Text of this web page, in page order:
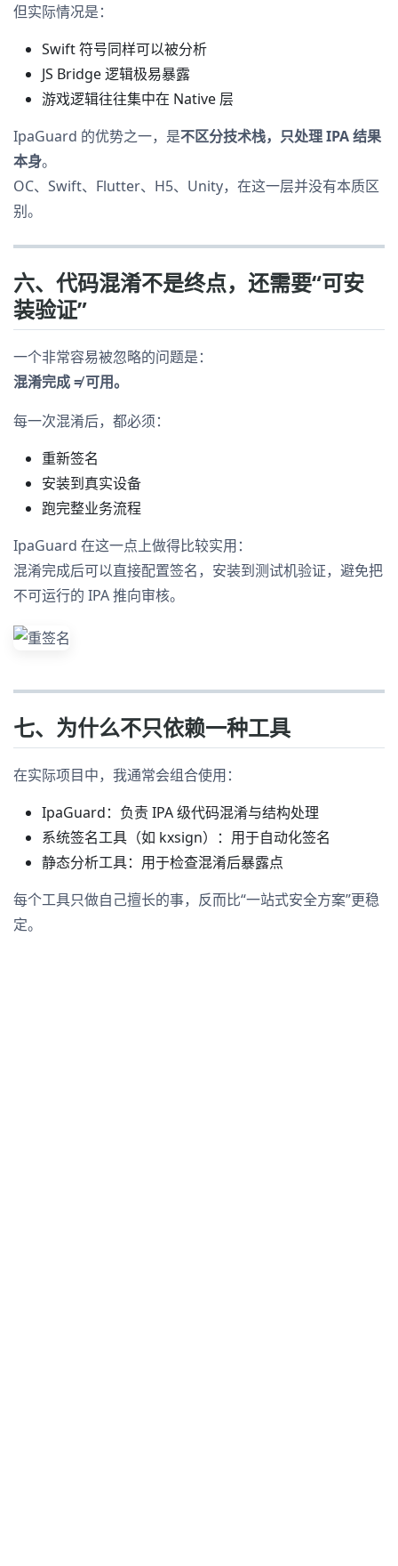
但实际情况是：
Swift 符号同样可以被分析
JS Bridge 逻辑极易暴露
游戏逻辑往往集中在 Native 层
IpaGuard 的优势之一，是不区分技术栈，只处理 IPA 结果
本身。
OC、Swift、Flutter、H5、Unity，在这一层并没有本质区
别。
六、代码混淆不是终点，还需要“可安
装验证”
一个非常容易被忽略的问题是：
混淆完成 ≠ 可用。
每一次混淆后，都必须：
重新签名
安装到真实设备
跑完整业务流程
IpaGuard 在这一点上做得比较实用：
混淆完成后可以直接配置签名，安装到测试机验证，避免把
不可运行的 IPA 推向审核。
七、为什么不只依赖一种工具
在实际项目中，我通常会组合使用：
IpaGuard：负责 IPA 级代码混淆与结构处理
系统签名工具（如 kxsign）：用于自动化签名
静态分析工具：用于检查混淆后暴露点
每个工具只做自己擅长的事，反而比“一站式安全方案”更稳
定。